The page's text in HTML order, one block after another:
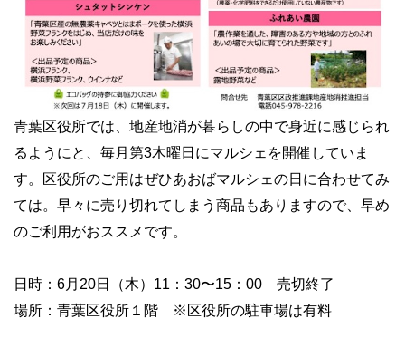
青葉区役所では、地産地消が暮らしの中で身近に感じられ
るようにと、毎月第3木曜日にマルシェを開催していま
す。区役所のご用はぜひあおばマルシェの日に合わせてみ
ては。早々に売り切れてしまう商品もありますので、早め
のご利用がおススメです。
日時：6月20日（木）11：30〜15：00 売切終了
場所：青葉区役所１階 ※区役所の駐車場は有料